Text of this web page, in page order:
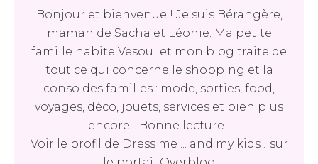
Bonjour et bienvenue ! Je suis Bérangère,
maman de Sacha et Léonie. Ma petite
famille habite Vesoul et mon blog traite de
tout ce qui concerne le shopping et la
conso des familles : mode, sorties, food,
voyages, déco, jouets, services et bien plus
encore... Bonne lecture !
Voir le profil de Dress me ... and my kids ! sur